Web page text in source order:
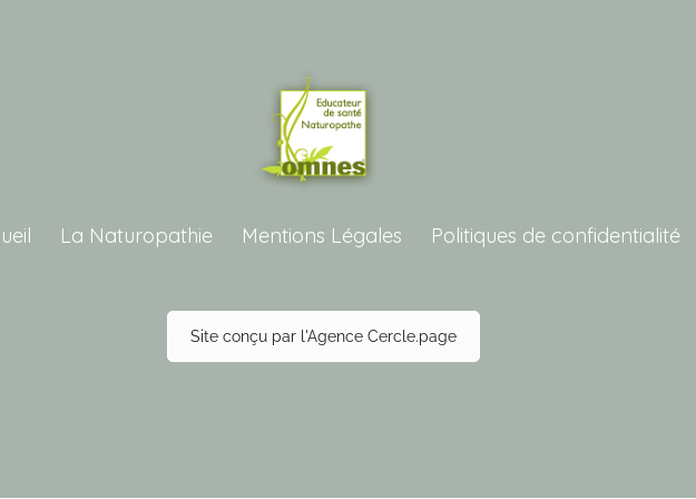
La Naturopathie Mentions Légales Politiques de confidentialité
Site conçu par l'Agence Cercle.page